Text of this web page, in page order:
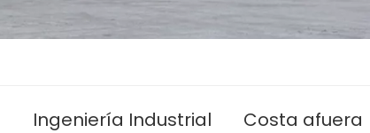
Ingeniería Industrial Costa afuera